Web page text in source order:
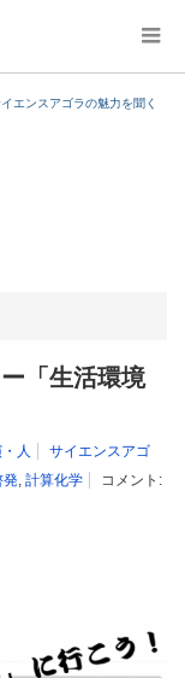
エンスアゴラの魅力を聞く
「生活環境
人
サイエンスアゴ
発, 計算化学
コメント: